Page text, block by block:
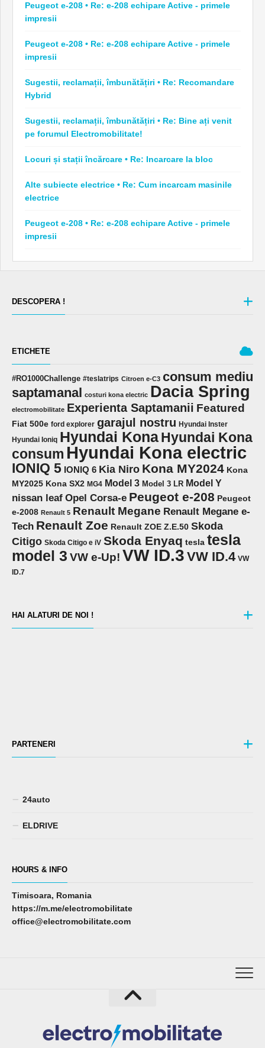
Peugeot e-208 • Re: e-208 echipare Active - primele
impresii
Peugeot e-208 • Re: e-208 echipare Active - primele
impresii
Sugestii, reclamații, îmbunătățiri • Re: Recomandare
Hybrid
Sugestii, reclamații, îmbunătățiri • Re: Bine ați venit
pe forumul Electromobilitate!
Locuri și stații încărcare • Re: Incarcare la bloc
Alte subiecte electrice • Re: Cum incarcam masinile
electrice
Peugeot e-208 • Re: e-208 echipare Active - primele
impresii
DESCOPERA !
ETICHETE
#RO1000Challenge #teslatrips Citroen e-C3 consum mediu
saptamanal
costuri kona electric Dacia Spring
electromobilitate Experienta Saptamanii Featured
Fiat 500e ford explorer garajul nostru Hyundai Inster
Hyundai Ioniq Hyundai KonaHyundai Kona
consum Hyundai Kona electric
IONIQ 5 IONIQ 6 Kia Niro Kona MY2024 Kona
MY2025 Kona SX2 MG4 Model 3 Model 3 LR Model Y
nissan leaf Opel Corsa-e Peugeot e-208 Peugeot
e-2008 Renault 5 Renault Megane Renault Megane e-
Tech Renault Zoe Renault ZOE Z.E.50 Skoda
Citigo Skoda Citigo e iV Skoda Enyaq tesla tesla
model 3 VW e-Up! VW ID.3 VW ID.4 VW
ID.7
HAI ALATURI DE NOI !
PARTENERI
24auto
ELDRIVE
HOURS & INFO
Timisoara, Romania
https://m.me/electromobilitate
office@electromobilitate.com